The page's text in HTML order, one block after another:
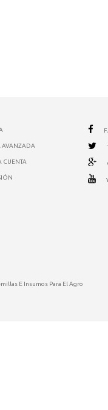
AVANZADA
CUENTA
E Insumos Para El Agro